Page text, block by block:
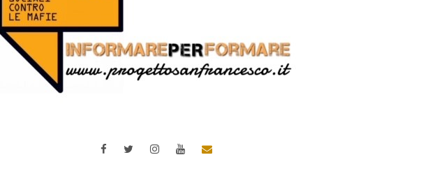
FacebookTwitterInstagramYouTubeEmail